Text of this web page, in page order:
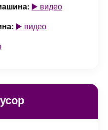
▶️ видео
▶️ видео